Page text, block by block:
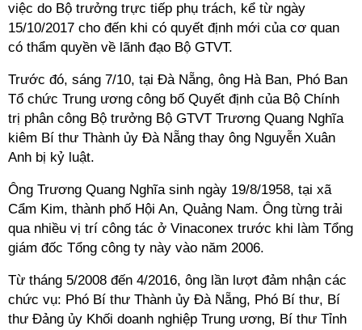
việc do Bộ trưởng trực tiếp phụ trách, kể từ ngày
15/10/2017 cho đến khi có quyết định mới của cơ quan
có thẩm quyền về lãnh đạo Bộ GTVT.
Trước đó, sáng 7/10, tại Đà Nẵng, ông Hà Ban, Phó Ban
Tổ chức Trung ương công bố Quyết định của Bộ Chính
trị phân công Bộ trưởng Bộ GTVT Trương Quang Nghĩa
kiêm Bí thư Thành ủy Đà Nẵng thay ông Nguyễn Xuân
Anh bị kỷ luật.
Ông Trương Quang Nghĩa sinh ngày 19/8/1958, tại xã
Cẩm Kim, thành phố Hội An, Quảng Nam. Ông từng trải
qua nhiều vị trí công tác ở Vinaconex trước khi làm Tổng
giám đốc Tổng công ty này vào năm 2006.
Từ tháng 5/2008 đến 4/2016, ông lần lượt đảm nhận các
chức vụ: Phó Bí thư Thành ủy Đà Nẵng, Phó Bí thư, Bí
thư Đảng ủy Khối doanh nghiệp Trung ương, Bí thư Tỉnh